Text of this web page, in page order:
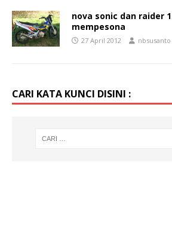
nova sonic dan raider
mempesona
27 April 2012 nbsusanto
CARI KATA KUNCI DISINI :